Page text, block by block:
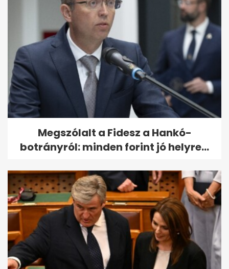
Megszólalt a Fidesz a Hankó-
botrányról: minden forint jó helyre...